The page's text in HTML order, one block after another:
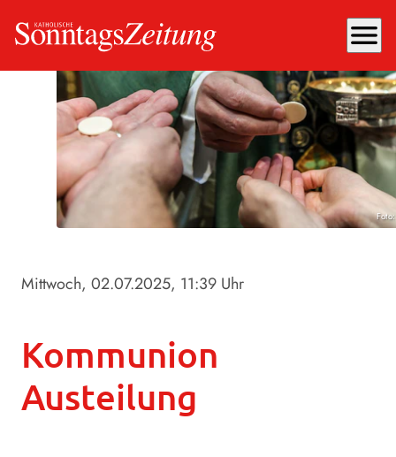
menu
Mittwoch, 02.07.2025, 11:39 Uhr
Kommunion
Austeilung